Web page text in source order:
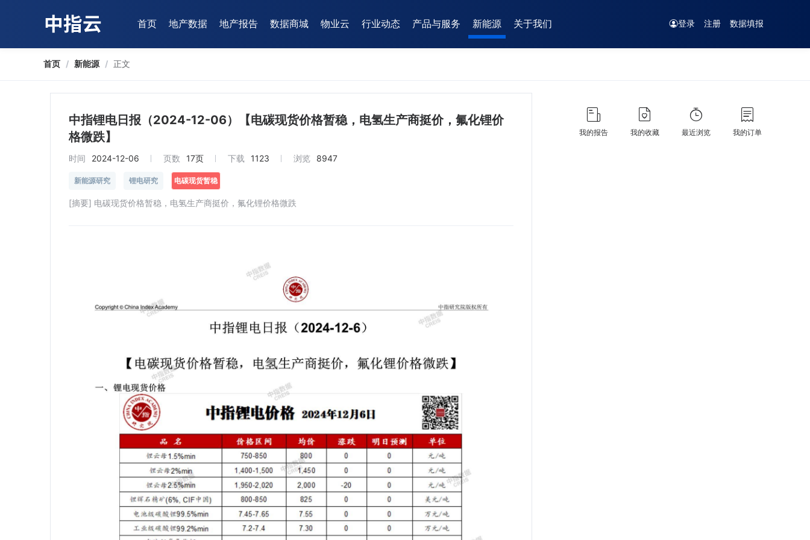
首页 地产数据 地产报告 数据商城 物业云 行业动态 产品与服务 新能源 关于我们 登录 注册 数据填报
首页 / 新能源 / 正文
中指锂电日报（2024-12-06）【电碳现货价格暂稳，电氢生产商挺价，氟化锂价
格微跌】
时间 2024-12-06 页数 17页 下载 1123 浏览 8947
新能源研究 锂电研究 电碳现货暂稳
[摘要] 电碳现货价格暂稳，电氢生产商挺价，氟化锂价格微跌
我的报告 我的收藏 最近浏览 我的订单